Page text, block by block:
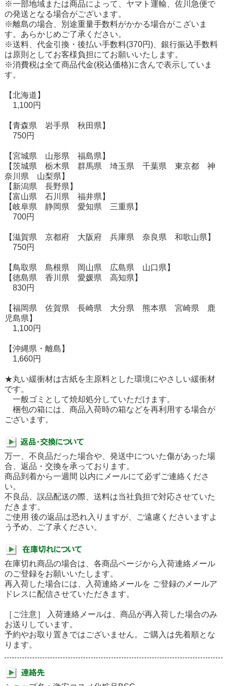
※一部地域または商品によって、ヤマト運輸、佐川急便で
の発送となる場合がございます。
※離島の場合、別途重量手数料がかかる場合がこざいま
す。あらかじめご了承ください。
※送料、代金引換・後払い手数料(370円)、銀行振込手数料
は原則としてお客様負担にてお願いいたします。
※消費税は全て商品代金(税込価格)に含んで表示していま
す。
【北海道】
1,100円
【青森県 岩手県 秋田県】
750円
【宮城県 山形県 福島県】
【茨城県 栃木県 群馬県 埼玉県 千葉県 東京都 神
奈川県 山梨県】
【新潟県 長野県】
【富山県 石川県 福井県】
【岐阜県 静岡県 愛知県 三重県】
700円
【滋賀県 京都府 大阪府 兵庫県 奈良県 和歌山県】
750円
【鳥取県 島根県 岡山県 広島県 山口県】
【徳島県 香川県 愛媛県 高知県】
830円
【福岡県 佐賀県 長崎県 大分県 熊本県 宮崎県 鹿
児島県】
1,100円
【沖縄県・離島】
1,660円
★丸い緩衝材は古紙を主原料とした環境にやさしい緩衝材
です。
一般ゴミとして焼却処分していただけます。
梱包の箱には、商品入荷時の箱などを再利用する場合が
ございます。
万一、不良品だった場合や、発送中についた傷があった場
合、返品・交換を承っております。
商品到着から一週間 以内にメールにて必ずご連絡くださ
い。
不良品、誤品配送の際、送料は当社負担で対応させていた
だきます。
ご使用 後の返品は恐れ入りますが、ご遠慮くださいますよ
う予め、ご了承ください。
在庫切れ商品の場合は、各商品ページから入荷連絡メール
のご登録をお願いいたします。
再入荷した場合には、入荷連絡メールを ご登録のメールア
ドレスに配信させていただきます。
［ご注意］ 入荷連絡メールは、商品が再入荷した場合のみ
お送りしています。
予約やお取り置きではございません。ご購入は先着順とな
ります。